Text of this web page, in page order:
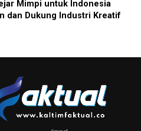
Mimpi untuk Indonesia
dan Dukung Industri Kreatif